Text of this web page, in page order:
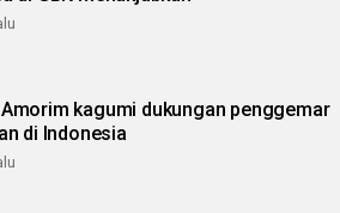
Amorim kagumi dukungan penggemar
di Indonesia